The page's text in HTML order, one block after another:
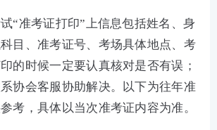
“准考证打印”上信息包括姓名、身
目、准考证号、考场具体地点、考
的时候一定要认真核对是否有误；
协会客服协助解决。以下为往年准
考，具体以当次准考证内容为准。